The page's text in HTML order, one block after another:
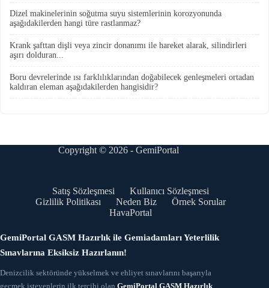
Dizel makinelerinin soğutma suyu sistemlerinin korozyonunda
aşağıdakilerden hangi türe rastlanmaz?
Krank şafttan dişli veya zincir donanımı ile hareket alarak, silindirleri
aşırı dolduran...
Boru devrelerinde ısı farklılıklarından doğabilecek genleşmeleri ortadan
kaldıran eleman aşağıdakilerden hangisidir?
Copyright © 2026 - GemiPortal
Satış Sözleşmesi
Kullanıcı Sözleşmesi
Gizlilik Politikası
Neden Biz
Örnek Sorular
HavaPortal
GemiPortal GASM Hazırlık ile Gemiadamları Yeterlilik
Sınavlarına Eksiksiz Hazırlanın!
Denizcilik sektöründe yükselmek ve ehliyet sınavlarını başarıyla
geçmek isteyenlerin ilk tercihi olan GemiPortal GASM Hazırlık